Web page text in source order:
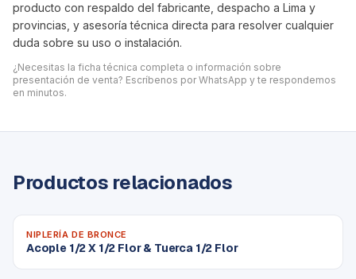
producto con respaldo del fabricante, despacho a Lima y
provincias, y asesoría técnica directa para resolver cualquier
duda sobre su uso o instalación.
¿Necesitas la ficha técnica completa o información sobre
presentación de venta? Escríbenos por WhatsApp y te respondemos
en minutos.
Productos relacionados
NIPLERÍA DE BRONCE
Acople 1/2 X 1/2 Flor & Tuerca 1/2 Flor